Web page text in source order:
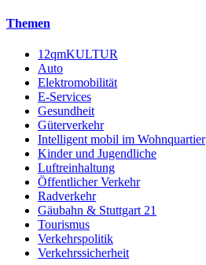
Themen
12qmKULTUR
Auto
Elektromobilität
E-Services
Gesundheit
Güterverkehr
Intelligent mobil im Wohnquartier
Kinder und Jugendliche
Luftreinhaltung
Öffentlicher Verkehr
Radverkehr
Gäubahn & Stuttgart 21
Tourismus
Verkehrspolitik
Verkehrssicherheit